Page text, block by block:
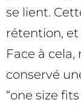
se lient.
rétention,
Face à
conservé
“one size